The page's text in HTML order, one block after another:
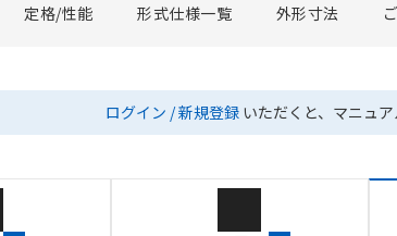
定格/性能 形式仕様一覧 外形寸法
ログイン / 新規登録 いただくと、マニュ